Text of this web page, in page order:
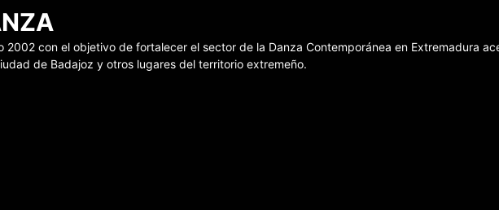
2002 con el objetivo de fortalecer el sector de la Danza Contemporánea en Extremadura
de Badajoz y otros lugares del territorio extremeño.